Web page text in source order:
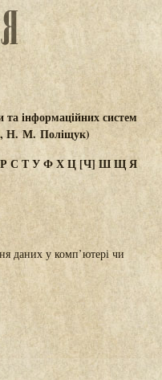
інформаційних систем
Н. М. Поліщук)
РСТУФХЦ[Ч]ШЩЯ
даних у комп’ютері чи